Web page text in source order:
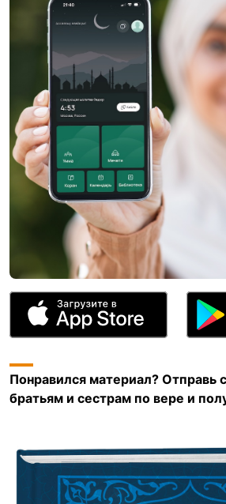
Понравился материал? Отправь
братьям и сестрам по вере и